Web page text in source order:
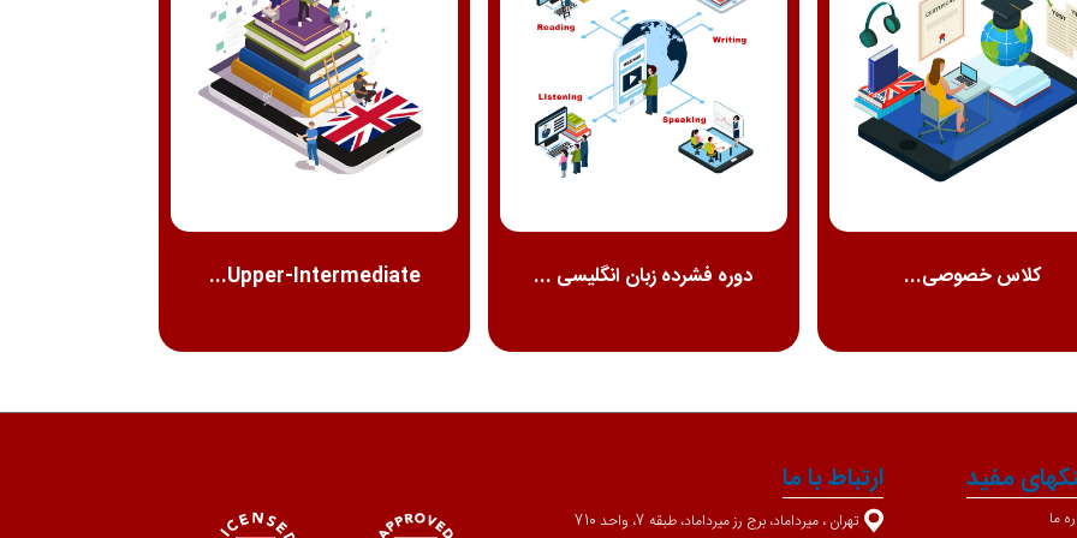
کلاس خصوصی... دوره فشرده زبان انگلیسی ... Upper-Intermediate...
مفید
ما
ارتباط با ما
تهران ، میرداماد، برج رز میرداماد، طبقه 7، واحد 710